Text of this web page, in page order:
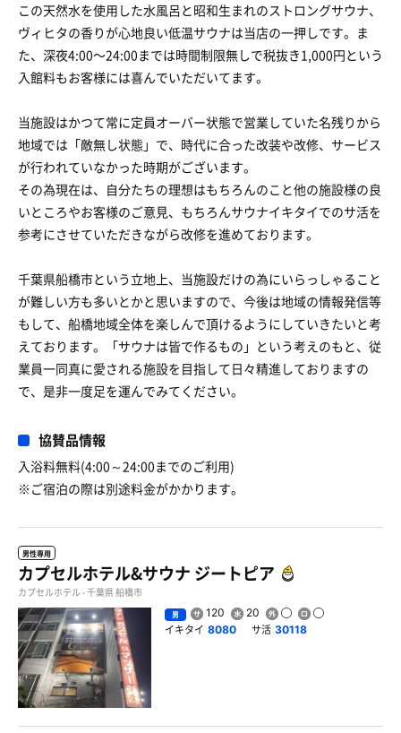
この天然水を使用した水風呂と昭和生まれのストロングサウナ、
ヴィヒタの香りが心地良い低温サウナは当店の一押しです。ま
た、深夜4:00〜24:00までは時間制限無しで税抜き1,000円という
入館料もお客様には喜んでいただいてます。
当施設はかつて常に定員オーバー状態で営業していた名残りから
地域では「敵無し状態」で、時代に合った改装や改修、サービス
が行われていなかった時期がございます。
その為現在は、自分たちの理想はもちろんのこと他の施設様の良
いところやお客様のご意見、もちろんサウナイキタイでのサ活を
参考にさせていただきながら改修を進めております。
千葉県船橋市という立地上、当施設だけの為にいらっしゃること
が難しい方も多いとかと思いますので、今後は地域の情報発信等
もして、船橋地域全体を楽しんで頂けるようにしていきたいと考
えております。「サウナは皆で作るもの」という考えのもと、従
業員一同真に愛される施設を目指して日々精進しておりますの
で、是非一度足を運んでみてください。
協賛品情報
入浴料無料(4:00～24:00までのご利用)
※ご宿泊の際は別途料金がかかります。
男性専用
カプセルホテル&サウナ ジートピア
カプセルホテル - 千葉県 船橋市
男 120 20
イキタイ 8080 サ活 30118